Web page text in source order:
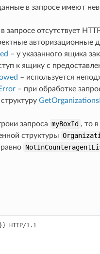
в запросе имеют
запросе отсутствует
авторизационные
– у указанного ящика
к ящику с
– используется
– при обработке
запроса myBoxId , то
структуры
HTTP/1.1